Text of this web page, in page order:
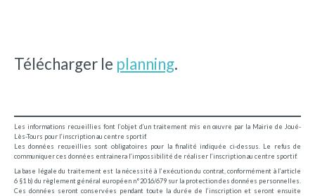
Télécharger le planning.
Les informations recueillies font l’objet d’un traitement mis en œuvre par la Mairie de Joué-
Lès-Tours pour l’inscription au centre sportif.
Les données recueillies sont obligatoires pour la finalité indiquée ci-dessus. Le refus de
communiquer ces données entrainera l’impossibilité de réaliser l’inscription au centre sportif.
La base légale du traitement est la nécessité à l’exécution du contrat, conformément à l’article
6 §1 b) du règlement général européen n°2016/679 sur la protection des données personnelles.
Ces données seront conservées pendant toute la durée de l’inscription et seront ensuite